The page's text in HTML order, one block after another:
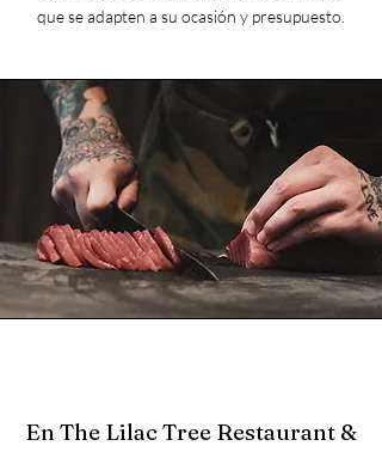
que se adapten a su ocasión y presupuesto.
En The Lilac Tree Restaurant &